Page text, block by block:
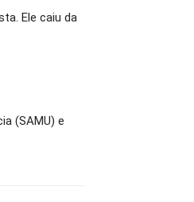
Ele caiu da
(SAMU) e